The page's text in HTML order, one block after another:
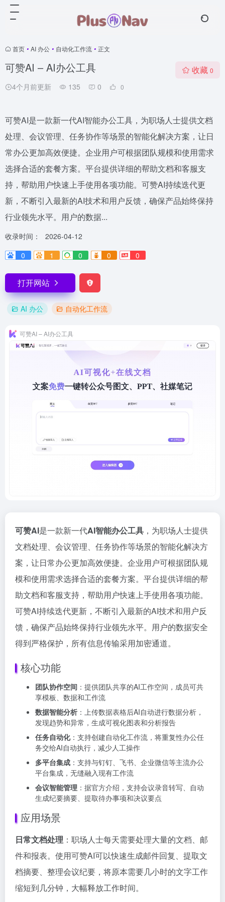
首页 • AI 办公 • 自动化工作流 • 正文
可赞AI – AI办公工具
4个月前更新 135 0 0
收藏 0
可赞AI是一款新一代AI智能办公工具，为职场人士提供文档
处理、会议管理、任务协作等场景的智能化解决方案，让日
常办公更加高效便捷。企业用户可根据团队规模和使用需求
选择合适的套餐方案。平台提供详细的帮助文档和客服支
持，帮助用户快速上手使用各项功能。可赞AI持续迭代更
新，不断引入最新的AI技术和用户反馈，确保产品始终保持
行业领先水平。用户的数据...
收录时间：
2026-04-12
0
1 0 0 0
打开网站
AI 办公 自动化工作流
可赞AI – AI办公工具
可赞AI是一款新一代AI智能办公工具 ，为职场人士提供
文档处理、会议管理、任务协作等场景的智能化解决方
案，让日常办公更加高效便捷。企业用户可根据团队规
模和使用需求选择合适的套餐方案。平台提供详细的帮
助文档和客服支持，帮助用户快速上手使用各项功能。
可赞AI持续迭代更新，不断引入最新的AI技术和用户反
馈，确保产品始终保持行业领先水平。用户的数据安全
得到严格保护，所有信息传输采用加密通道。
核心功能
团队协作空间 ：提供团队共享的AI工作空间，成员可共
享模板、数据和工作流
数据智能分析 ：上传数据表格后AI自动进行数据分析，
发现趋势和异常，生成可视化图表和分析报告
任务自动化：支持创建自动化工作流，将重复性办公任
务交给AI自动执行，减少人工操作
多平台集成 ：支持与钉钉、飞书、企业微信等主流办公
平台集成，无缝融入现有工作流
会议智能管理 ：据官方介绍，支持会议录音转写、自动
生成纪要摘要、提取待办事项和决议要点
应用场景
日常文档处理 ：职场人士每天需要处理大量的文档、邮
件和报表。使用可赞AI可以快速生成邮件回复、提取文
档摘要、整理会议纪要，将原本需要几小时的文字工作
缩短到几分钟，大幅释放工作时间。